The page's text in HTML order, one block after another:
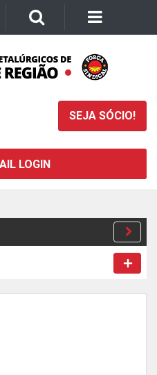
SEJA SÓCIO!
LOGIN